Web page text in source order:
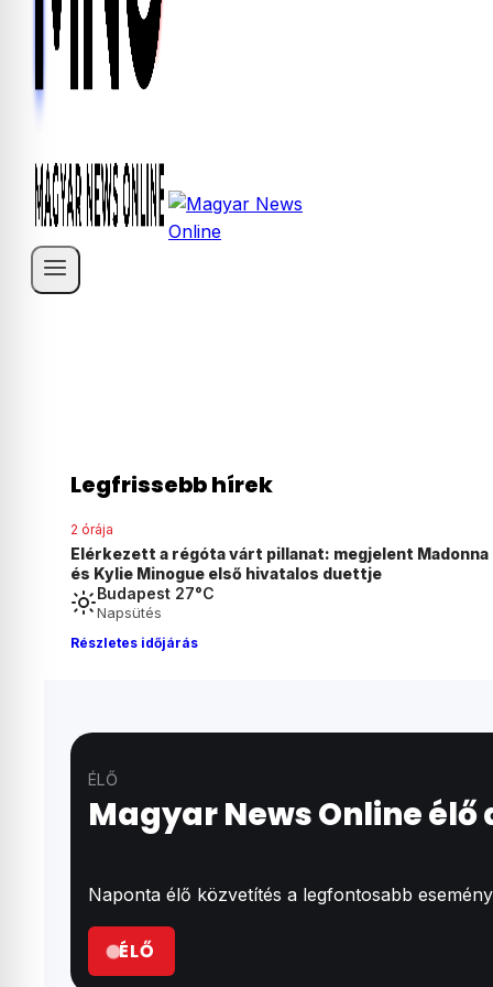
Legfrissebb hírek
2 órája
Elérkezett a régóta várt pillanat: megjelent Madonna
és Kylie Minogue első hivatalos duettje
Budapest 27°C
Napsütés
Részletes időjárás
ÉLŐ
Magyar News Online élő
Naponta élő közvetítés a legfontosabb
ÉLŐ